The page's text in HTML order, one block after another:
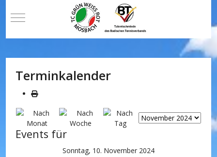
Mobile Menu Toggle
Terminkalender
Events für
Sonntag, 10. November 2024